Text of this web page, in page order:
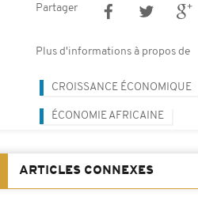
Partager
Plus d'informations à propos de
CROISSANCE ÉCONOMIQUE
ÉCONOMIE AFRICAINE
ARTICLES CONNEXES